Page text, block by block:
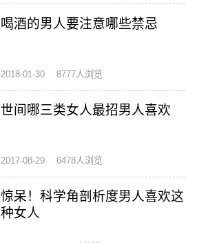
喝酒的男人要注意哪些禁忌
2018-01-30 8777人浏览
世间哪三类女人最招男人喜欢
2017-08-29 6478人浏览
惊呆！科学角剖析度男人喜欢这
种女人